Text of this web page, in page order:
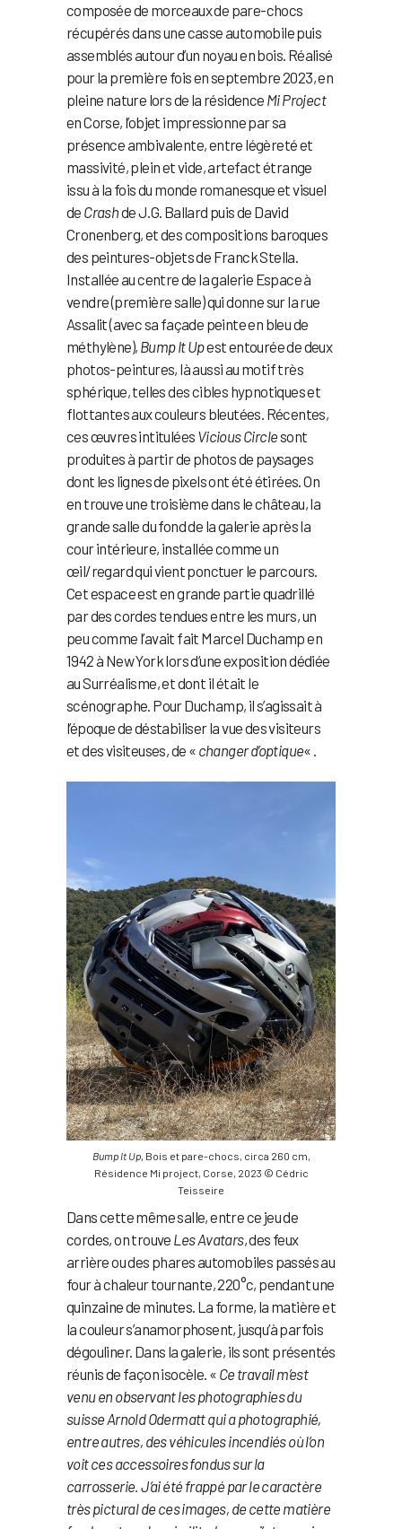
composée de morceaux de pare-chocs
récupérés dans une casse automobile puis
assemblés autour d’un noyau en bois. Réalisé
pour la première fois en septembre 2023, en
pleine nature lors de la résidence Mi Project
en Corse, l’objet impressionne par sa
présence ambivalente, entre légèreté et
massivité, plein et vide, artefact étrange
issu à la fois du monde romanesque et visuel
de Crashde J.G. Ballard puis de David
Cronenberg, et des compositions baroques
des peintures-objets de Franck Stella.
Installée au centre de la galerie Espace à
vendre (première salle) qui donne sur la rue
Assalit (avec sa façade peinte en bleu de
méthylène), Bump It Upest entourée de deux
photos-peintures, là aussi au motif très
sphérique, telles des cibles hypnotiques et
flottantes aux couleurs bleutées. Récentes,
ces œuvres intitulées Vicious Circlesont
produites à partir de photos de paysages
dont les lignes de pixels ont été étirées. On
en trouve une troisième dans le château, la
grande salle du fond de la galerie après la
cour intérieure, installée comme un
œil/regard qui vient ponctuer le parcours.
Cet espace est en grande partie quadrillé
par des cordes tendues entre les murs, un
peu comme l’avait fait Marcel Duchamp en
1942 à New York lors d’une exposition dédiée
au Surréalisme, et dont il était le
scénographe. Pour Duchamp, il s’agissait à
l’époque de déstabiliser la vue des visiteurs
et des visiteuses, de « changer d’optique« .
Bump It Up, Bois et pare-chocs, circa 260 cm,
Résidence Mi project, Corse, 2023 © Cédric
Teisseire
Dans cette même salle, entre ce jeu de
cordes, on trouve Les Avatars, des feux
arrière ou des phares automobiles passés au
four à chaleur tournante, 220°c, pendant une
quinzaine de minutes. La forme, la matière et
la couleur s’anamorphosent, jusqu’à parfois
dégouliner. Dans la galerie, ils sont présentés
réunis de façon isocèle. « Ce travail m’est
venu en observant les photographies du
suisse Arnold Odermatt qui a photographié,
entre autres, des véhicules incendiés où l’on
voit ces accessoires fondus sur la
carrosserie. J’ai été frappé par le caractère
très pictural de ces images, de cette matière